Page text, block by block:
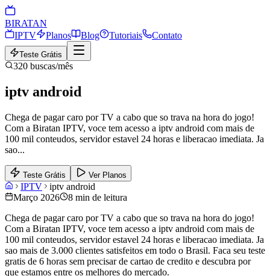
BIRATAN
IPTV
Planos Blog Tutoriais Contato
Teste Grátis
320 buscas/mês
iptv android
Chega de pagar caro por TV a cabo que so trava na hora do jogo!
Com a Biratan IPTV, voce tem acesso a iptv android com mais de
100 mil conteudos, servidor estavel 24 horas e liberacao imediata. Ja
sao...
Teste Grátis Ver Planos
IPTV
iptv android
Março 2026
8 min de leitura
Chega de pagar caro por TV a cabo que so trava na hora do jogo!
Com a Biratan IPTV, voce tem acesso a iptv android com mais de
100 mil conteudos, servidor estavel 24 horas e liberacao imediata. Ja
sao mais de 3.000 clientes satisfeitos em todo o Brasil. Faca seu teste
gratis de 6 horas sem precisar de cartao de credito e descubra por
que estamos entre os melhores do mercado.